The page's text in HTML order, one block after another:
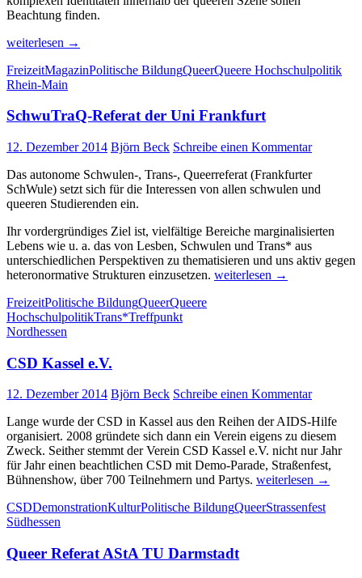
Beachtung finden.
Queerulant_in
weiterlesen →
FreizeitMagazinPolitische BildungQueerQueere Hochschulpolitik
Rhein-Main
SchwuTraQ-Referat der Uni Frankfurt
12. Dezember 2014 Björn Beck Schreibe einen Kommentar
Das autonome Schwulen-, Trans-, Queerreferat (Frankfurter
SchWule) setzt sich für die Interessen von allen schwulen und
queeren Studierenden ein.
Ihr vordergründiges Ziel ist, vielfältige Bereiche marginalisierten
Lebens wie u. a. das von Lesben, Schwulen und Trans* aus
unterschiedlichen Perspektiven zu thematisieren und uns aktiv gegen
heteronormative Strukturen einzusetzen. SchwuTraQ-
weiterlesen →
FreizeitPolitische BildungQueerQueere
HochschulpolitikTrans*Treffpunkt
Nordhessen
CSD Kassel e.V.
12. Dezember 2014 Björn Beck Schreibe einen Kommentar
Lange wurde der CSD in Kassel aus den Reihen der AIDS-Hilfe
organisiert. 2008 gründete sich dann ein Verein eigens zu diesem
Zweck. Seither stemmt der Verein CSD Kassel e.V. nicht nur Jahr
für Jahr einen beachtlichen CSD mit Demo-Parade, Straßenfest,
Bühnenshow, über 700 Teilnehmern und Partys. CSD
e.V.
weiterlesen →
CSDDemonstrationKulturPolitische BildungQueerStrassenfest
Südhessen
Queer Referat AStA TU Darmstadt